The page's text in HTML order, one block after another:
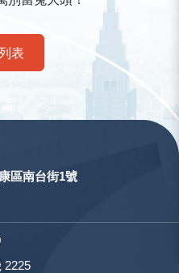
表
區南台街1號
2225